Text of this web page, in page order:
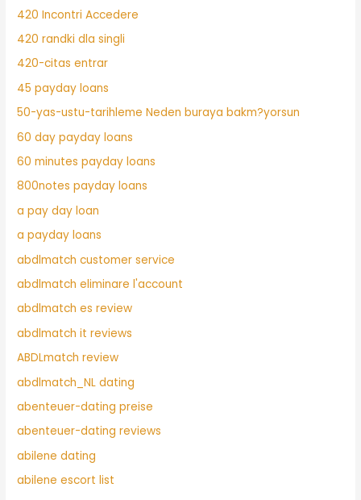
420 Incontri Accedere
420 randki dla singli
420-citas entrar
45 payday loans
50-yas-ustu-tarihleme Neden buraya bakm?yorsun
60 day payday loans
60 minutes payday loans
800notes payday loans
a pay day loan
a payday loans
abdlmatch customer service
abdlmatch eliminare l'account
abdlmatch es review
abdlmatch it reviews
ABDLmatch review
abdlmatch_NL dating
abenteuer-dating preise
abenteuer-dating reviews
abilene dating
abilene escort list